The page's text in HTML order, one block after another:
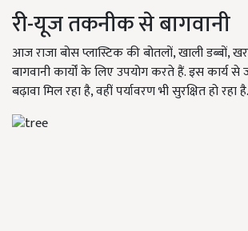
री-यूज तकनीक से बागवानी
आज राजा बोस प्लास्टिक की बोतलों, खाली डब्बों,
बागवानी कार्यों के लिए उपयोग करते हैं. इस कार्य से
बढ़ावा मिल रहा है, वहीं पर्यावरण भी सुरक्षित हो रहा है.